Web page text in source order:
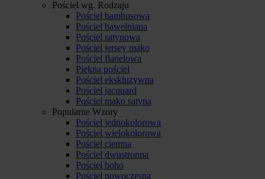
Pościel wg. Rodzaju
Pościel bambusowa
Pościel bawełniana
Pościel satynowa
Pościel jersey mako
Pościel flanelowa
Piękna pościel
Pościel ekskluzywna
Pościel jacquard
Pościel mako satyna
Popularne Wzory
Pościel jednokolorowa
Pościel wielokolorowa
Pościel ciemna
Pościel dwustronna
Pościel boho
Pościel nowoczesna